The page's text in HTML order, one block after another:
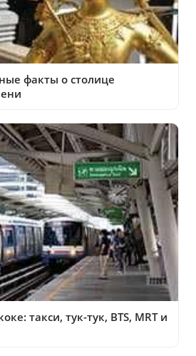
факты о столице
такси, тук-тук, BTS, MRT и